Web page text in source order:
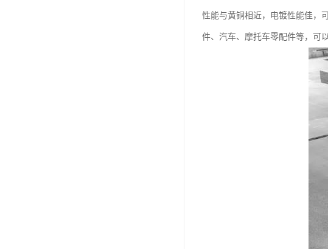
性能与黄铜相近，电镀性能佳，
件、汽车、摩托车零配件等，可